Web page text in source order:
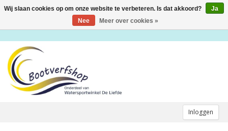
Inloggen
Toggle
Wij slaan cookies op om onze website te verbeteren. Is dat akkoord?
Ja
Nee
Meer over cookies »